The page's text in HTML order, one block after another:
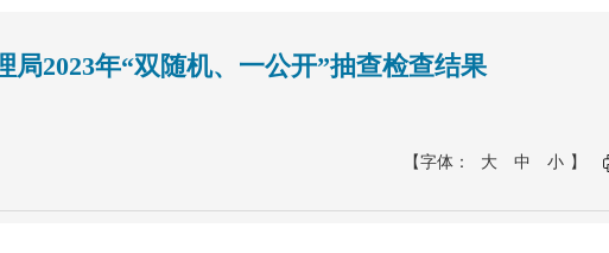
局2023年“双随机、一公开”抽查检查结果
【字体： 大 中 小 】